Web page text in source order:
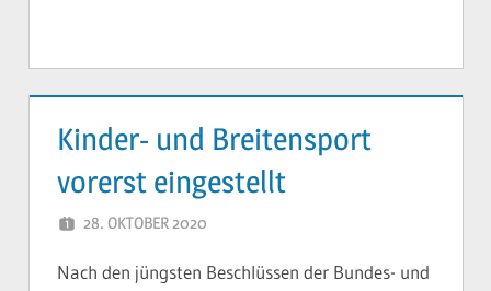
Kinder- und Breitensport
vorerst eingestellt
28. OKTOBER 2020
Nach den jüngsten Beschlüssen der Bundes- und